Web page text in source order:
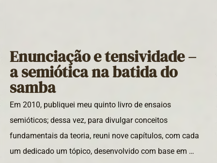
Enunciação e tensividade –
a semiótica na batida do
samba
Em 2010, publiquei meu quinto livro de ensaios
semióticos; dessa vez, para divulgar conceitos
fundamentais da teoria, reuni nove capítulos, com cada
um dedicado um tópico, desenvolvido com base em …